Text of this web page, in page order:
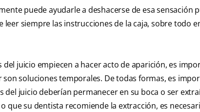
puede ayudarle a deshacerse de esa sensación
siempre las instrucciones de la caja, sobre todo
juicio empiecen a hacer acto de aparición, es
soluciones temporales. De todas formas, es
juicio deberían permanecer en su boca o ser
que su dentista recomiende la extracción, es